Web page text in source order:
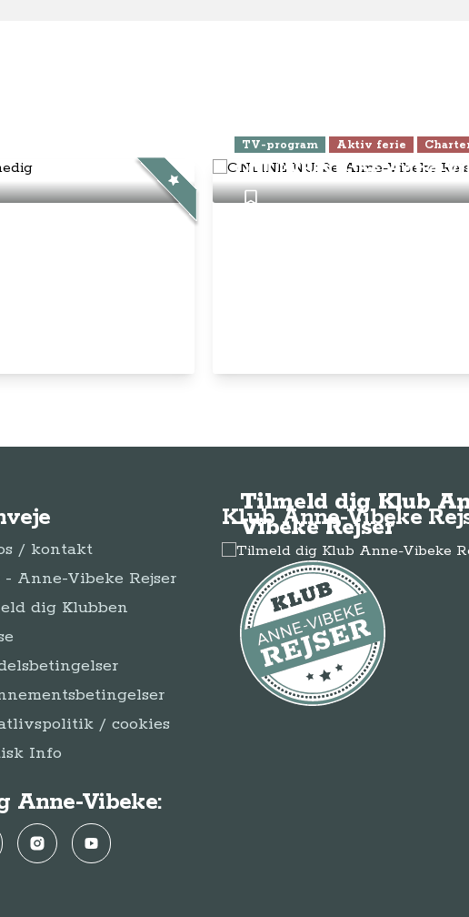
TV-program Aktiv ferie
ONLINE NU: Se Anne-
/ kontakt
- Anne-Vibeke Rejser
dig Klubben
/ cookies
Info
Anne-Vibeke:
InstagramYouTube
Klub Anne-Vibeke
Tilmeld dig Klub
Vibeke Rejser